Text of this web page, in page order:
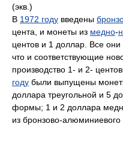
(экв.)
В 1972 году введены
цента, и монеты из медно-
центов и 1 доллар. Все
что и соответствующие
производство 1- и 2-
году были выпущены
доллара треугольной и 5
формы; 1 и 2 доллара
из бронзово-алюминиевого